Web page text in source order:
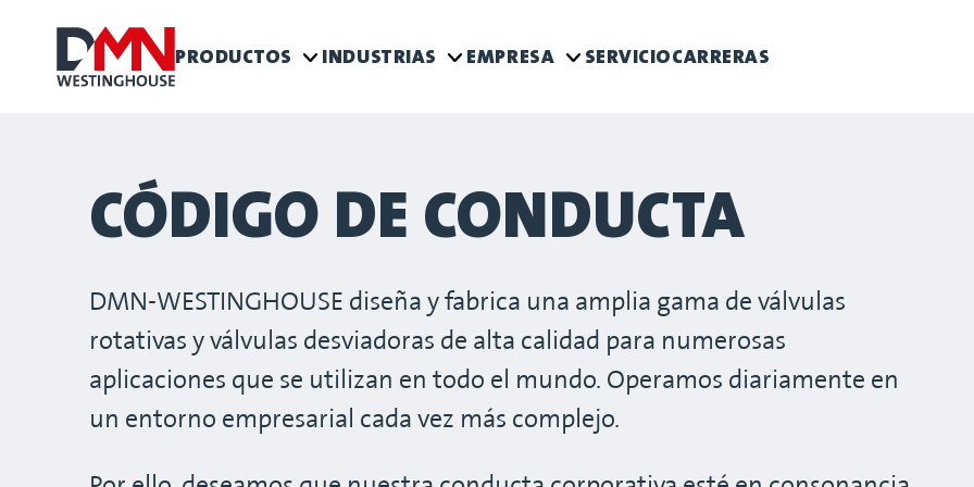
PRODUCTOS INDUSTRIAS EMPRESA SERVICIOCARRERAS
CÓDIGO DE CONDUCTA
DMN-WESTINGHOUSE diseña y fabrica una amplia gama de válvulas
rotativas y válvulas desviadoras de alta calidad para numerosas
aplicaciones que se utilizan en todo el mundo. Operamos diariamente en
un entorno empresarial cada vez más complejo.